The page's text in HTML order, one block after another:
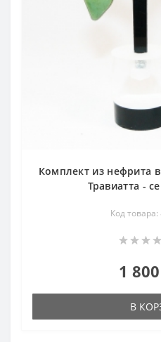
Комплект из нефрита
Травиатта -
Код
1
В